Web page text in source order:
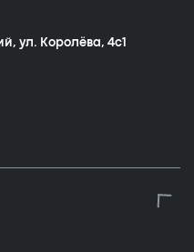
ул. Королёва, 4с1